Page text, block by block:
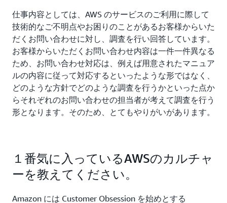
仕事内容としては、AWS のサービスのご利用に際して
技術的なご不明点やお困りのことがあるお客様からいた
だくお問い合わせに対し、調査を行い回答しています。
お客様からいただくお問い合わせ内容は一件一件異なる
ため、お問い合わせ対応は、例えば用意されたマニュア
ルの内容に従って対応するといったような形ではなく、
どのような方針でどのような調査を行うかといった点か
らそれぞれのお問い合わせの担当者が考えて調査を行う
形となります。そのため、とてもやりがいがあります。
１番気に入っているAWSのカルチャ
ーを教えてください。
Amazon には Customer Obsession を始めとする